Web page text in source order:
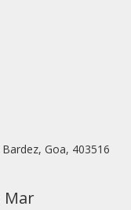
Goa, 403516
Mar